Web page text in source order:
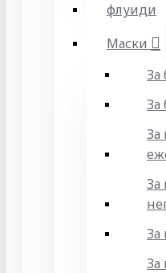
флуиди
Маски
За
За
За
За
За
За